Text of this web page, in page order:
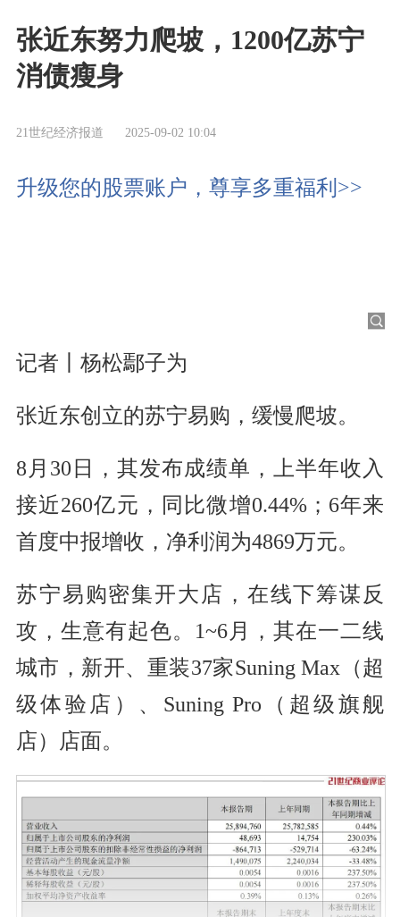
张近东努力爬坡，1200亿苏宁
消债瘦身
21世纪经济报道 2025-09-02 10:04
升级您的股票账户，尊享多重福利>>
记者丨杨松鄢子为
张近东创立的苏宁易购，缓慢爬坡。
8月30日，其发布成绩单，上半年收入
接近260亿元，同比微增0.44%；6年来
首度中报增收，净利润为4869万元。
苏宁易购密集开大店，在线下筹谋反
攻，生意有起色。1~6月，其在一二线
城市，新开、重装37家Suning Max（超
级体验店）、Suning Pro（超级旗舰
店）店面。